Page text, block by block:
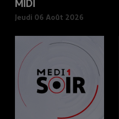
MIDI
Jeudi 06 Août 2026